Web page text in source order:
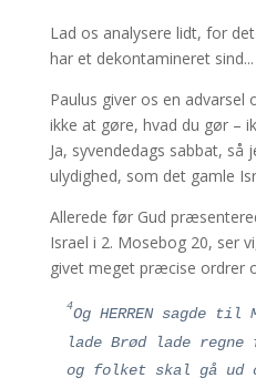
Lad os analysere lidt, for
har et dekontamineret sind...
Paulus giver os en
ikke at gøre, hvad du gør –
Ja, syvendedags sabbat, så
ulydighed, som det gamle
Allerede før Gud
Israel i 2. Mosebog 20, ser
givet meget præcise ordrer
4Og HERREN sagde
lade Brød lade
og folket skal gå ud